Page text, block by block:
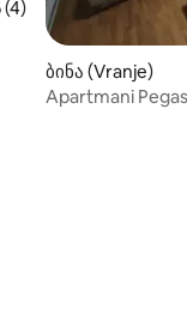
შეფასებაა 5‑დან
(4)
ბინა (Vranje)
Apartmani